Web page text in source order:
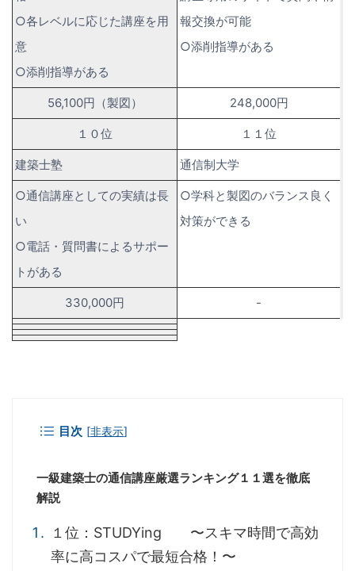
○各レベルに応じた講座を用
意
○添削指導がある
報交換が可能
○添削指導がある
56,100円（製図） 248,000円
１０位 １１位
建築士塾 通信制大学
○通信講座としての実績は長
い
○電話・質問書によるサポー
トがある
○学科と製図のバランス良く
対策ができる
330,000円 -
目次 [非表示]
一級建築士の通信講座厳選ランキング１１選を徹底
解説
１位：STUDYing 〜スキマ時間で高効
率に高コスパで最短合格！〜